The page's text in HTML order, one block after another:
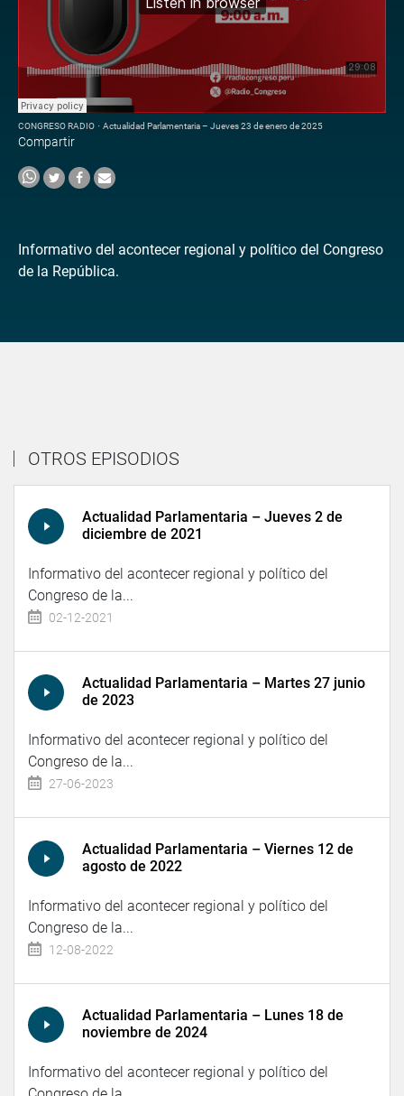
CONGRESO RADIO · Actualidad Parlamentaria – Jueves 23 de enero de 2025
Compartir
Informativo del acontecer regional y político del Congreso
de la República.
OTROS EPISODIOS
Actualidad Parlamentaria – Jueves 2 de
diciembre de 2021
Informativo del acontecer regional y político del
Congreso de la...
02-12-2021
Actualidad Parlamentaria – Martes 27 junio
de 2023
Informativo del acontecer regional y político del
Congreso de la...
27-06-2023
Actualidad Parlamentaria – Viernes 12 de
agosto de 2022
Informativo del acontecer regional y político del
Congreso de la...
12-08-2022
Actualidad Parlamentaria – Lunes 18 de
noviembre de 2024
Informativo del acontecer regional y político del